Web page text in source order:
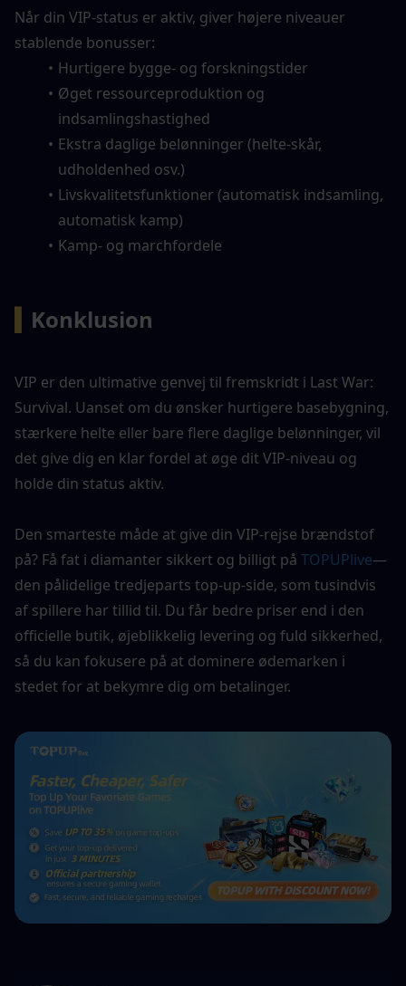
Når din VIP-status er aktiv, giver højere niveauer
stablende bonusser:
Hurtigere bygge- og forskningstider
Øget ressourceproduktion og
indsamlingshastighed
Ekstra daglige belønninger (helte-skår,
udholdenhed osv.)
Livskvalitetsfunktioner (automatisk indsamling,
automatisk kamp)
Kamp- og marchfordele
Konklusion
VIP er den ultimative genvej til fremskridt i Last War:
Survival. Uanset om du ønsker hurtigere basebygning,
stærkere helte eller bare flere daglige belønninger, vil
det give dig en klar fordel at øge dit VIP-niveau og
holde din status aktiv.
Den smarteste måde at give din VIP-rejse brændstof
på? Få fat i diamanter sikkert og billigt på TOPUPlive—
den pålidelige tredjeparts top-up-side, som tusindvis
af spillere har tillid til. Du får bedre priser end i den
officielle butik, øjeblikkelig levering og fuld sikkerhed,
så du kan fokusere på at dominere ødemarken i
stedet for at bekymre dig om betalinger.